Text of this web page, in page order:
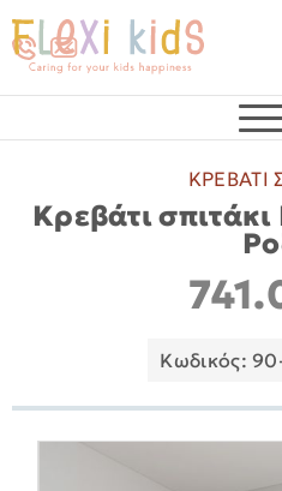
ΚΡΕΒΑΤΙ
Κρεβάτι
Κωδικός: